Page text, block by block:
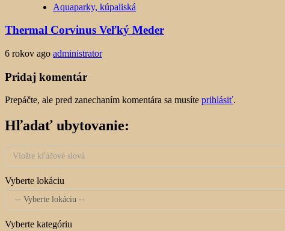
Aquaparky, kúpaliská
Thermal Corvinus Veľký Meder
6 rokov ago administrator
Pridaj komentár
Prepáčte, ale pred zanechaním komentára sa musíte prihlásiť.
Hľadať ubytovanie:
Vyberte lokáciu
Vyberte kategóriu